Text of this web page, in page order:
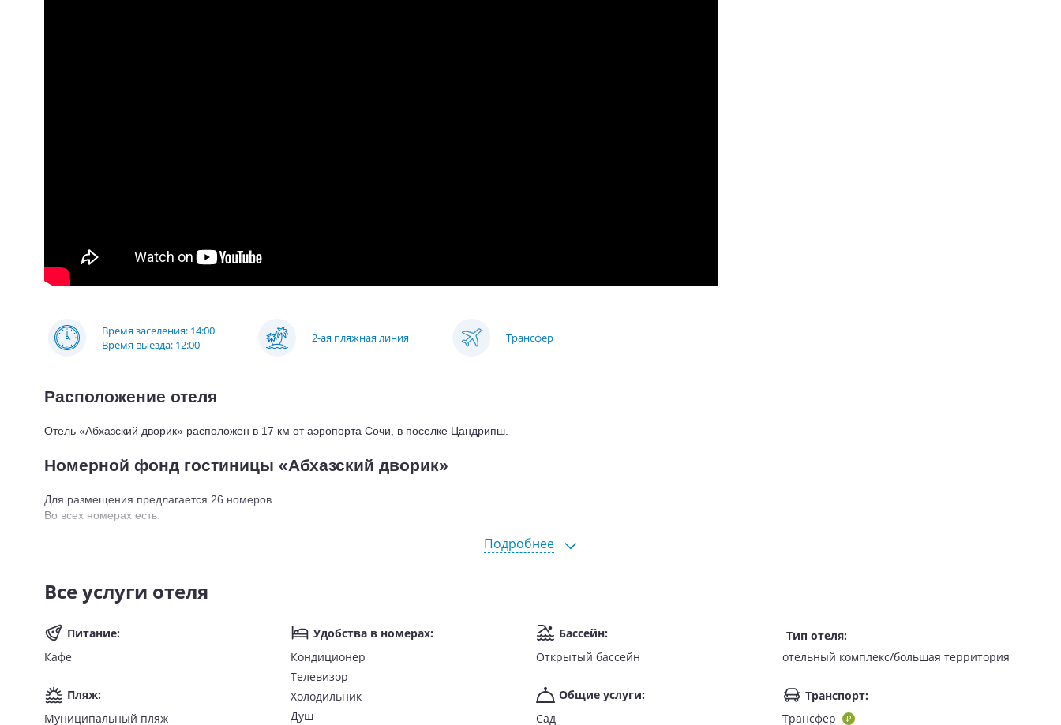
Время заселения: 14:00
Время выезда: 12:00
2-ая пляжная линия Трансфер
Расположение отеля
Отель «Абхазский дворик» расположен в 17 км от аэропорта Сочи, в поселке Цандрипш.
Номерной фонд гостиницы «Абхазский дворик»
Для размещения предлагается 26 номеров.
Во всех номерах есть:
кондиционер.
Питание
Room Only (RO) — размещение без питания;
Bed & Breakfast (BB) — в стоимость проживания включен завтрак.
Подробнее
Все услуги отеля
Питание:
Кафе
Пляж:
Муниципальный пляж
Удобства в номерах:
Кондиционер
Телевизор
Холодильник
Душ
Бассейн:
Открытый бассейн
Общие услуги:
Сад
Тип отеля:
отельный комплекс/большая территория
Транспорт:
Трансфер